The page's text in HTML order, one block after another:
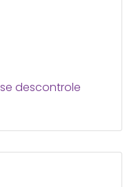
descontrole